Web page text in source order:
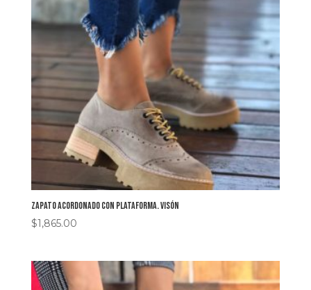
Zapato acordonado con plataforma. Visón
$1,865.00